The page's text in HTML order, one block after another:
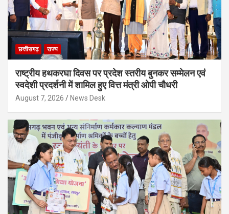
छत्तीसगढ़ राज्य
राष्ट्रीय हथकरघा दिवस पर प्रदेश स्तरीय बुनकर सम्मेलन एवं
स्वदेशी प्रदर्शनी में शामिल हुए वित्त मंत्री ओपी चौधरी
August 7, 2026 News Desk